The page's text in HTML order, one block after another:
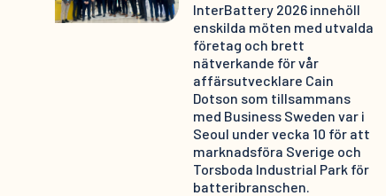
InterBattery 2026 innehöll
enskilda möten med utvalda
företag och brett
nätverkande för vår
affärsutvecklare Cain
Dotson som tillsammans
med Business Sweden var i
Seoul under vecka 10 för att
marknadsföra Sverige och
Torsboda Industrial Park för
batteribranschen.